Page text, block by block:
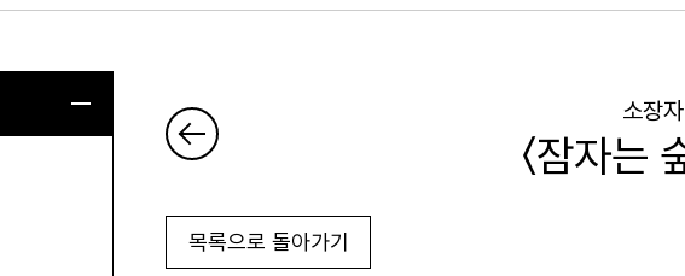
소장
〈잠자는
목록으로 돌아가기